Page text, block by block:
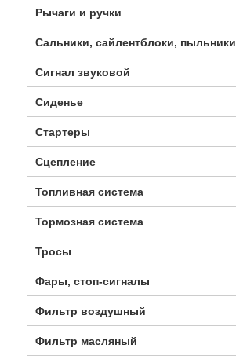
Рычаги и ручки
Сальники, сайлентблоки, пыльники
Сигнал звуковой
Сиденье
Стартеры
Сцепление
Топливная система
Тормозная система
Тросы
Фары, стоп-сигналы
Фильтр воздушный
Фильтр масляный